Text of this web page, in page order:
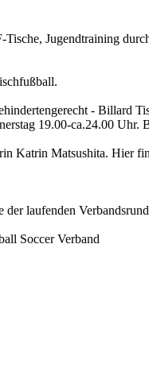
Jugendtraining
- Billard
19.00-ca.24.00 Uhr.
Katrin Matsushita. Hier
laufenden
Soccer Verband